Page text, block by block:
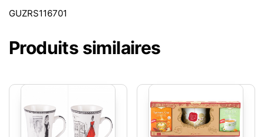
GUZRS116701
Produits similaires